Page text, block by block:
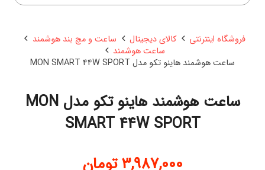
فروشگاه اینترنتی کالای دیجیتال
ساعت و مچ بند هوشمند
ساعت هوشمند
ساعت هوشمند هاینو تکو مدل MON SMART 44W SPORT
ساعت هوشمند هاینو تکو مدل MON
SMART 44W SPORT
3,987,000 تومان